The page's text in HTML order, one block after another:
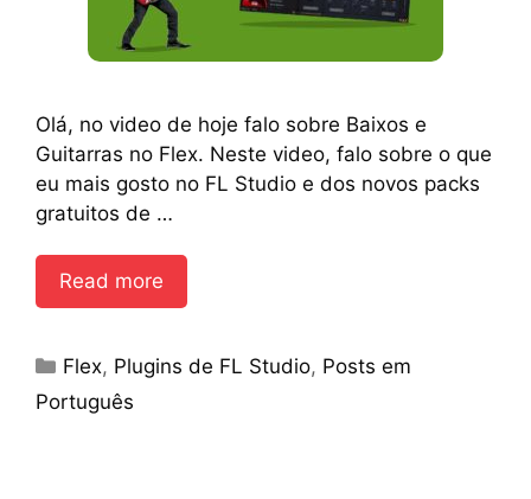
Olá, no video de hoje falo sobre Baixos e
Guitarras no Flex. Neste video, falo sobre o que
eu mais gosto no FL Studio e dos novos packs
gratuitos de …
Read more
Categories
Flex, Plugins de FL Studio, Posts em
Português